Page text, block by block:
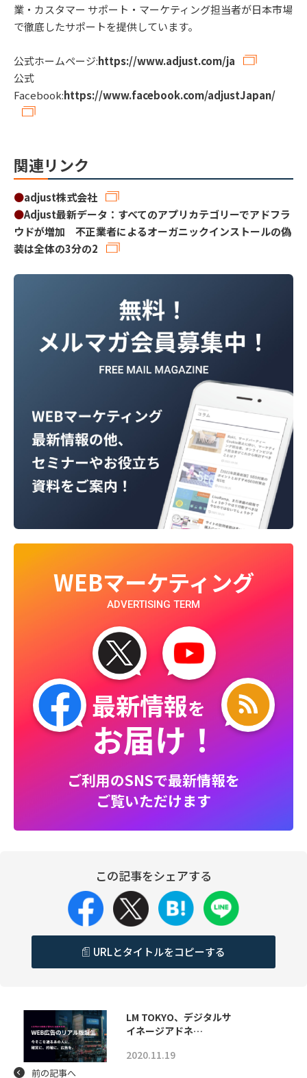
業・カスタマー サポート・マーケティング担当者が日本市場
で徹底したサポートを提供しています。
公式ホームページ:https://www.adjust.com/ja
公式
Facebook:https://www.facebook.com/adjustJapan/
関連リンク
●adjust株式会社
●Adjust最新データ：すべてのアプリカテゴリーでアドフラ
ウドが増加 不正業者によるオーガニックインストールの偽
装は全体の3分の2
WEBマーケティング
ADVERTISING TERM
最新情報を
お届け！
ご利用のSNSで最新情報を
ご覧いただけます
この記事をシェアする
URLとタイトルをコピーする
LM TOKYO、デジタルサ
イネージアドネ…
2020.11.19
前の記事へ